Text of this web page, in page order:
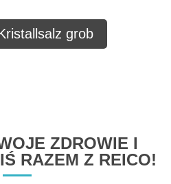
grob
ZDROWIE I
RAZEM Z REICO!